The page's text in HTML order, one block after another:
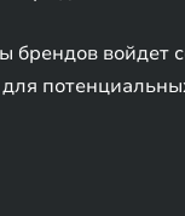
брендов войдет